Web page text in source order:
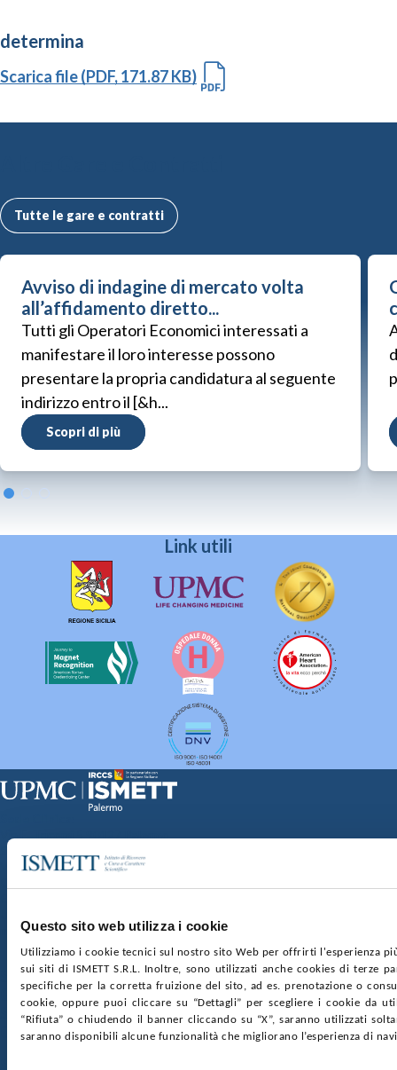
Questo sito web utilizza i cookie
Utilizziamo i cookie tecnici sul nostro sito Web per offrirti l'esperienza
sui siti di ISMETT S.R.L. Inoltre, sono utilizzati anche cookies di terze
specifiche per la corretta fruizione del sito, ad es. prenotazione o
cookie, oppure puoi cliccare su “Dettagli” per scegliere i cookie da
“Rifiuta” o chiudendo il banner cliccando su “X”, saranno utilizzati
saranno disponibili alcune funzionalità che migliorano l’esperienza di
determina
Scarica file (PDF, 171.87 KB)
Tutte le gare e contratti
Avviso di indagine di mercato volta
all’affidamento diretto...
Tutti gli Operatori Economici interessati a
manifestare il loro interesse possono
presentare la propria candidatura al seguente
indirizzo entro il [&h...
Scopri di più
Link utili
Via Discesa dei Giudici 4 90133 Palermo
nr. REA PA-201818 P.I. 04544550827
SOCIETÀ TRASPARENTE WHISTLEBLOWING
GARE E CONTRATTIPRIVACYCOOKIE POLICY
SOSTIENICIMAPPA DEL SITOACCESSIBILITÀ
CONTATTI